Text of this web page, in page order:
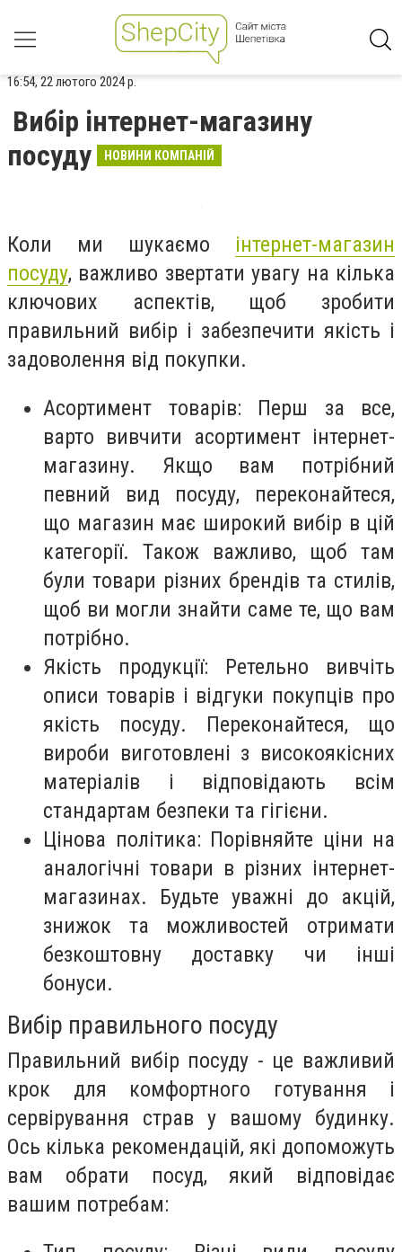
16:54, 22 лютого 2024 р.
Вибір інтернет-магазину
посуду
НОВИНИ КОМПАНІЙ
Коли ми шукаємо інтернет-магазин
посуду, важливо звертати увагу на кілька
ключових аспектів, щоб зробити
правильний вибір і забезпечити якість і
задоволення від покупки.
Асортимент товарів: Перш за все,
варто вивчити асортимент інтернет-
магазину. Якщо вам потрібний
певний вид посуду, переконайтеся,
що магазин має широкий вибір в цій
категорії. Також важливо, щоб там
були товари різних брендів та стилів,
щоб ви могли знайти саме те, що вам
потрібно.
Якість продукції: Ретельно вивчіть
описи товарів і відгуки покупців про
якість посуду. Переконайтеся, що
вироби виготовлені з високоякісних
матеріалів і відповідають всім
стандартам безпеки та гігієни.
Цінова політика: Порівняйте ціни на
аналогічні товари в різних інтернет-
магазинах. Будьте уважні до акцій,
знижок та можливостей отримати
безкоштовну доставку чи інші
бонуси.
Вибір правильного посуду
Правильний вибір посуду - це важливий
крок для комфортного готування і
сервірування страв у вашому будинку.
Ось кілька рекомендацій, які допоможуть
вам обрати посуд, який відповідає
вашим потребам: